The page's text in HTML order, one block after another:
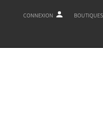
CONNEXION BOUTIQUES